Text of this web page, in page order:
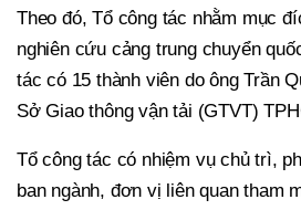
Theo đó, Tổ công tác nhằm mục
nghiên cứu cảng trung chuyển
tác có 15 thành viên do ông Trần
Sở Giao thông vận tải (GTVT)
Tổ công tác có nhiệm vụ chủ trì,
ban ngành, đơn vị liên quan tham